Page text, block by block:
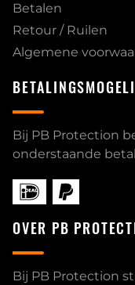
Betalen
Retour / Ruilen
Algemene
Bij PB Protection
onderstaande
OVER PB
Bij PB Protection